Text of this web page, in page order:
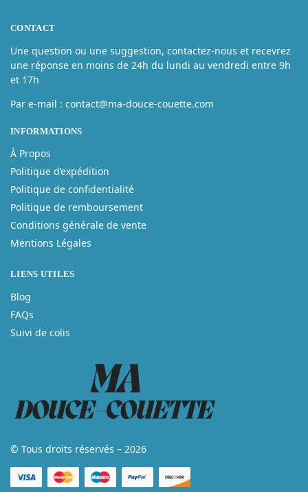
CONTACT
Une question ou une suggestion, contactez-nous et recevrez
une réponse en moins de 24h du lundi au vendredi entre 9h
et 17h
Par e-mail : contact@ma-douce-couette.com
INFORMATIONS
À Propos
Politique d’expédition
Politique de confidentialité
Politique de remboursement
Conditions générale de vente
Mentions Légales
LIENS UTILES
Blog
FAQs
Suivi de colis
© Tous droits réservés – 2026